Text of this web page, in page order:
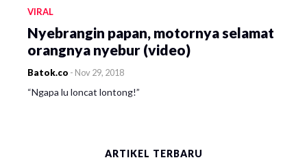
VIRAL
Nyebrangin papan, motornya selamat
orangnya nyebur (video)
Batok.co - Nov 29, 2018
“Ngapa lu loncat lontong!”
ARTIKEL TERBARU